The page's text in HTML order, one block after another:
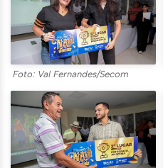
Foto: Val Fernandes/Secom